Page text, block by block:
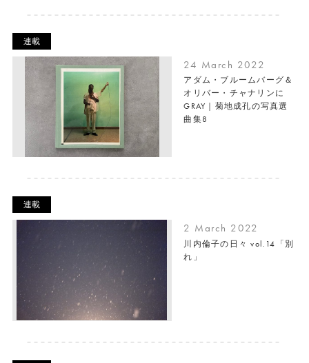
連載
24 March 2022
アダム・ブルームバーグ＆
オリバー・チャナリンに
GRAY｜菊地成孔の写真選
曲集8
連載
2 March 2022
川内倫子の日々 vol.14「別
れ」